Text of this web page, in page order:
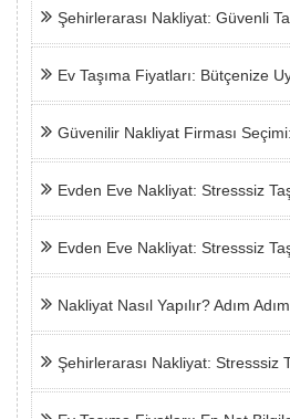
Şehirlerarası Nakliyat: Güvenli
Ev Taşıma Fiyatları: Bütçenize
Güvenilir Nakliyat Firması Seçimi:
Evden Eve Nakliyat: Stresssiz
Evden Eve Nakliyat: Stresssiz
Nakliyat Nasıl Yapılır? Adım
Şehirlerarası Nakliyat: Stresssiz